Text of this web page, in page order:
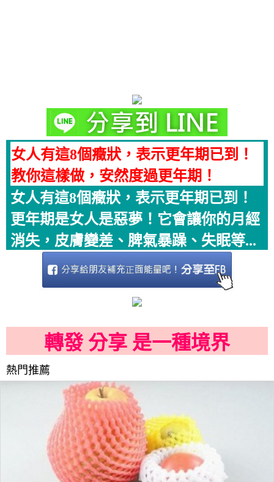
女人有這8個癥狀，表示更年期已到！
教你這樣做，安然度過更年期！
女人有這8個癥狀，表示更年期已到！
更年期是女人是惡夢！它會讓你的月經
消失，皮膚變差、脾氣暴躁、失眠等...
轉發 分享 是一種境界
熱門推薦